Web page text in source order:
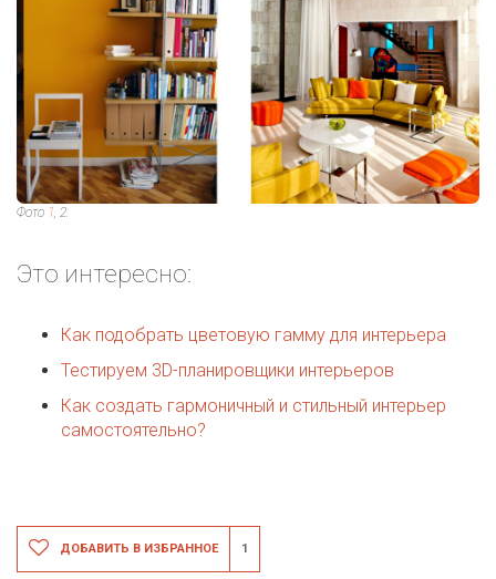
Фото 1, 2.
Это интересно:
Как подобрать цветовую гамму для интерьера
Тестируем 3D-планировщики интерьеров
Как создать гармоничный и стильный интерьер
самостоятельно?
ДОБАВИТЬ В ИЗБРАННОЕ 1